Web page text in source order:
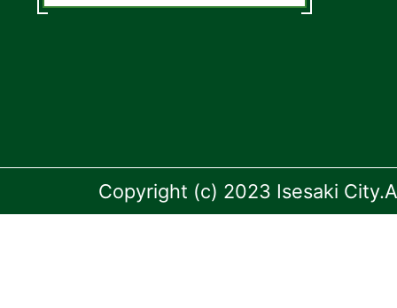
Copyright (c) 2023 Isesaki